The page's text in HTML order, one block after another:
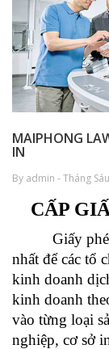
MAIPHONG
IN
By admin - Tháng
CẤP
Giấy phép
nhất để các tổ
kinh doanh
kinh doanh
vào từng loại
nghiệp, cơ sở